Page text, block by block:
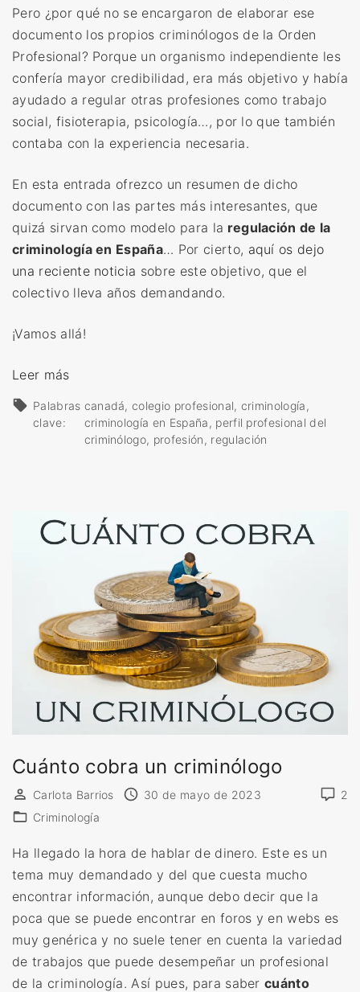
Pero ¿por qué no se encargaron de elaborar ese
documento los propios criminólogos de la Orden
Profesional? Porque un organismo independiente les
confería mayor credibilidad, era más objetivo y había
ayudado a regular otras profesiones como trabajo
social, fisioterapia, psicología…, por lo que también
contaba con la experiencia necesaria.
En esta entrada ofrezco un resumen de dicho
documento con las partes más interesantes, que
quizá sirvan como modelo para la regulación de la
criminología en España… Por cierto, aquí os dejo
una reciente noticia sobre este objetivo, que el
colectivo lleva años demandando.
¡Vamos allá!
Leer más«
l
a
ó
n
d
e
a
r
n
o
l
o
g
í
a
Palabras
clave:
canadá colegio profesional criminología
criminología en España
perfil profesional del
criminólogo profesión regulación
Cuánto cobra un criminólogo
2
Carlota Barrios
30 de mayo de 2023
Criminología
Ha llegado la hora de hablar de dinero. Este es un
tema muy demandado y del que cuesta mucho
encontrar información, aunque debo decir que la
poca que se puede encontrar en foros y en webs es
muy genérica y no suele tener en cuenta la variedad
de trabajos que puede desempeñar un profesional
de la criminología. Así pues, para sabercuánto